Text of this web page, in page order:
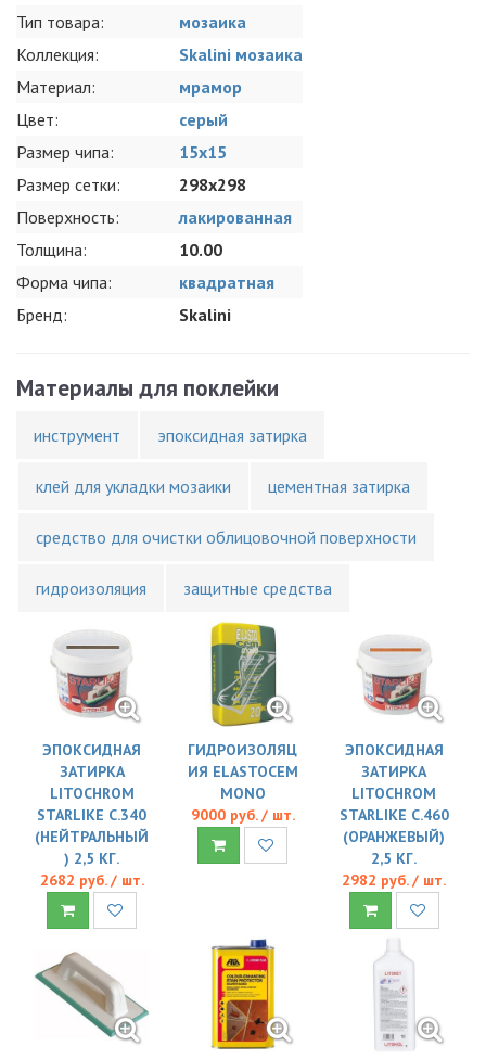
Тип товара:
мозаика
Коллекция:
Skalini мозаика
Материал:
мрамор
Цвет:
серый
Размер чипа:
15x15
Размер сетки:
298x298
Поверхность:
лакированная
Толщина:
10.00
Форма чипа:
квадратная
Бренд:
Skalini
Материалы для поклейки
инструмент эпоксидная затирка
клей для укладки мозаики цементная затирка
средство для очистки облицовочной поверхности
гидроизоляция защитные средства
ЭПОКСИДНАЯ
ЗАТИРКА
LITOCHROM
STARLIKE C.340
(НЕЙТРАЛЬНЫЙ
) 2,5 КГ.
2682 руб. / шт.
ГИДРОИЗОЛЯЦ
ИЯ ELASTOCEM
MONO
9000 руб. / шт.
ЭПОКСИДНАЯ
ЗАТИРКА
LITOCHROM
STARLIKE C.460
(ОРАНЖЕВЫЙ)
2,5 КГ.
2982 руб. / шт.